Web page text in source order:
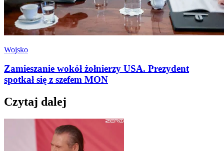
Wojsko
Zamieszanie wokół żołnierzy USA. Prezydent
spotkał się z szefem MON
Czytaj dalej